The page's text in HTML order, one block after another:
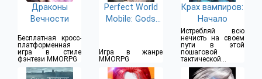
Драконы
Вечности
Бесплатная кросс-
платформенная
игра в стиле
фэнтези MMORPG
Perfect World
Mobile: Gods
Игра в жанре
MMORPG
Крах вампиров:
Начало
Истребляй всю
нечисть на своем
пути в этой
пошаговой
тактической
фэнтези РПГ